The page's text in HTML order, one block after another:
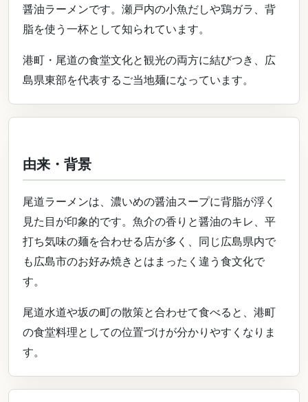
醤油ラーメンです。瀬戸内の小魚だしや鶏ガラ、背
脂を使う一杯として知られています。
港町・尾道の食堂文化と観光の両方に結びつき、広
島県東部を代表するご当地麺になっています。
由来・背景
尾道ラーメンは、濃いめの醤油スープに背脂が浮く
見た目が印象的です。魚介の香りと醤油のキレ、平
打ち気味の麺を合わせる店が多く、同じ広島県内で
も広島市のお好み焼きとはまったく違う食文化で
す。
尾道水道や坂の町の散策と合わせて食べると、港町
の食堂料理としての位置づけが分かりやすくなりま
す。